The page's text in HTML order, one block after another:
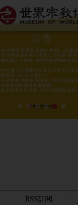
RSS訂閱